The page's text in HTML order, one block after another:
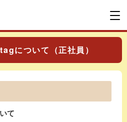
について（正社員）
て